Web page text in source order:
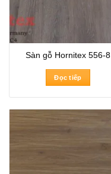
Sàn gỗ Hornitex 556-8
Đọc tiếp